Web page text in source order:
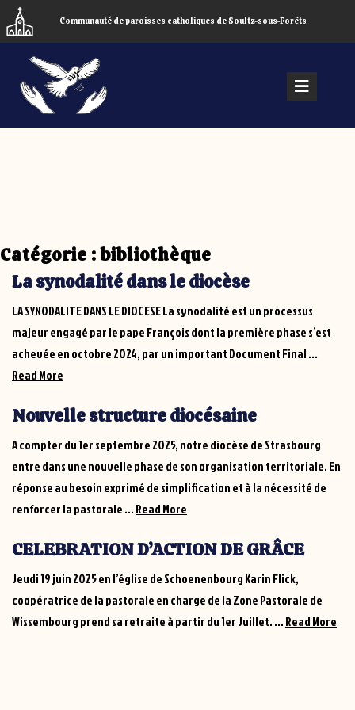
Skip
to
content
Communauté de paroisses catholiques de Soultz-sous-Forêts
Open
Catégorie :bibliothèque
La synodalité dans le diocèse
LA SYNODALITE DANS LE DIOCESE La synodalité est un processus
majeur engagé par le pape François dont la première phase s’est
achevée en octobre 2024, par un important Document Final ...
Read More
Nouvelle structure diocésaine
A compter du 1er septembre 2025, notre diocèse de Strasbourg
entre dans une nouvelle phase de son organisation territoriale. En
réponse au besoin exprimé de simplification et à la nécessité de
renforcer la pastorale ...Read More
CELEBRATION D’ACTION DE GRÂCE
Jeudi 19 juin 2025 en l’église de Schoenenbourg Karin Flick,
coopératrice de la pastorale en charge de la Zone Pastorale de
Wissembourg prend sa retraite à partir du 1er Juillet. ...Read More